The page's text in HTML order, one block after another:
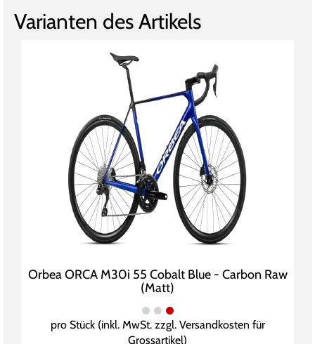
Varianten des Artikels
Orbea ORCA M30i 55 Cobalt Blue - Carbon Raw
(Matt)
pro Stück (inkl. MwSt. zzgl. Versandkosten für
Grossartikel)